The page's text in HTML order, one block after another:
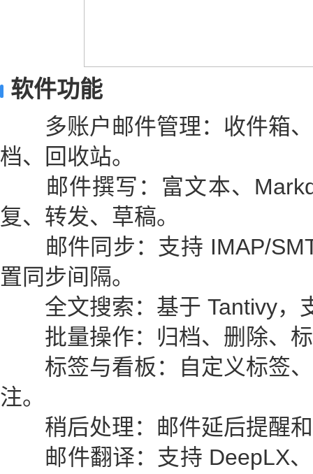
软件功能
多账户邮件管理：收件箱、
档、回收站。
邮件撰写：富文本、
复、转发、草稿。
邮件同步：支持 IMAP/
置同步间隔。
全文搜索：基于 Tantivy，
批量操作：归档、删除、标
标签与看板：自定义标签、
注。
稍后处理：邮件延后提醒和
邮件翻译：支持 DeepLX、